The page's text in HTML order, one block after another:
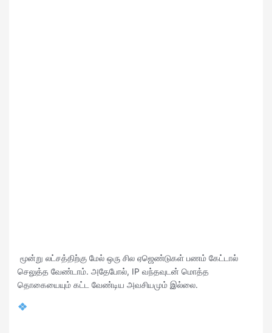
மூன்று லட்சத்திற்கு மேல் ஒரு சில ஏஜெண்டுகள் பணம் கேட்டால்
செலுத்த வேண்டாம். அதேபோல், IP வந்தவுடன் மொத்த
தொகையையும் கட்ட வேண்டிய அவசியமும் இல்லை.